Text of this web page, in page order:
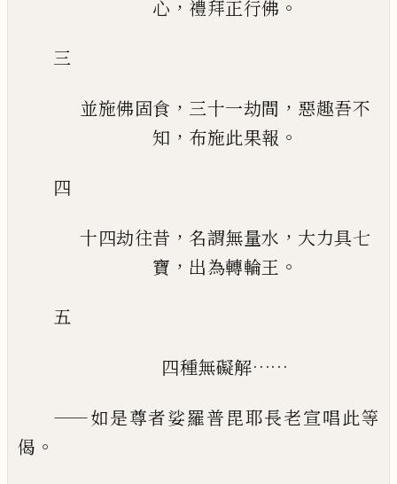
心 ， 禮拜正行佛 。
三
並施佛固食 ， 三十一劫間 ， 惡趣吾不
知 ， 布施此果報 。
四
十四劫往昔 ， 名謂無量水 ， 大力具七
寶 ， 出為轉輪王 。
五
四種無礙解……
——如是尊者娑羅普毘耶長老宣唱此等
偈 。